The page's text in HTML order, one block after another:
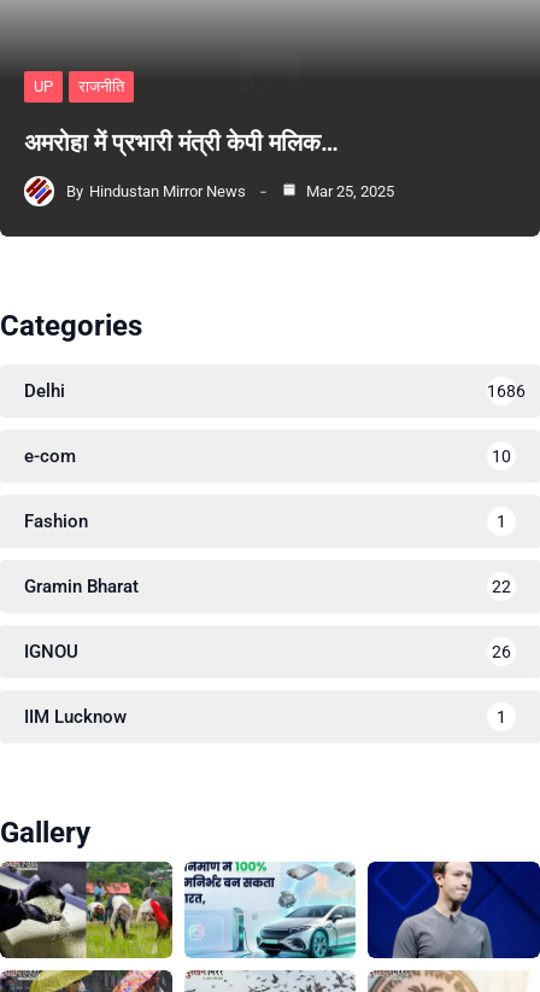
UP राजनीति
अमरोहा में प्रभारी मंत्री केपी मलिक…
By Hindustan Mirror News Mar 25, 2025
Categories
Delhi 1686
e-com 10
Fashion 1
Gramin Bharat 22
IGNOU 26
IIM Lucknow 1
Gallery